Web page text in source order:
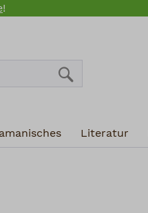
!
Literatur